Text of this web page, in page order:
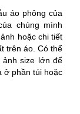
áo phông của
chúng mình
hoặc chi tiết
trên áo. Có thể
size lớn để
ở phần túi hoặc